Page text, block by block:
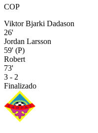
COP
Viktor Bjarki Dadason
26'
Jordan Larsson
59' (P)
Robert
73'
3 - 2
Finalizado